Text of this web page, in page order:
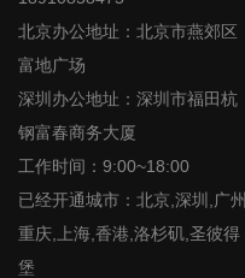
北京办公地址：北京市燕郊区
富地广场
深圳办公地址：深圳市福田杭
钢富春商务大厦
工作时间：9:00~18:00
已经开通城市：北京,深圳,广州,
重庆,上海,香港,洛杉矶,圣彼得
堡